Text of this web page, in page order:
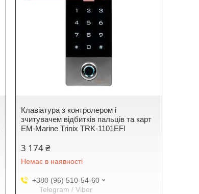
Клавіатура з контролером і
зчитувачем відбитків пальців та карт
EM-Marine Trinix TRK-1101EFI
3 174 ₴
Немає в наявності
+380 (96) 510-54-60
Telegram / Viber